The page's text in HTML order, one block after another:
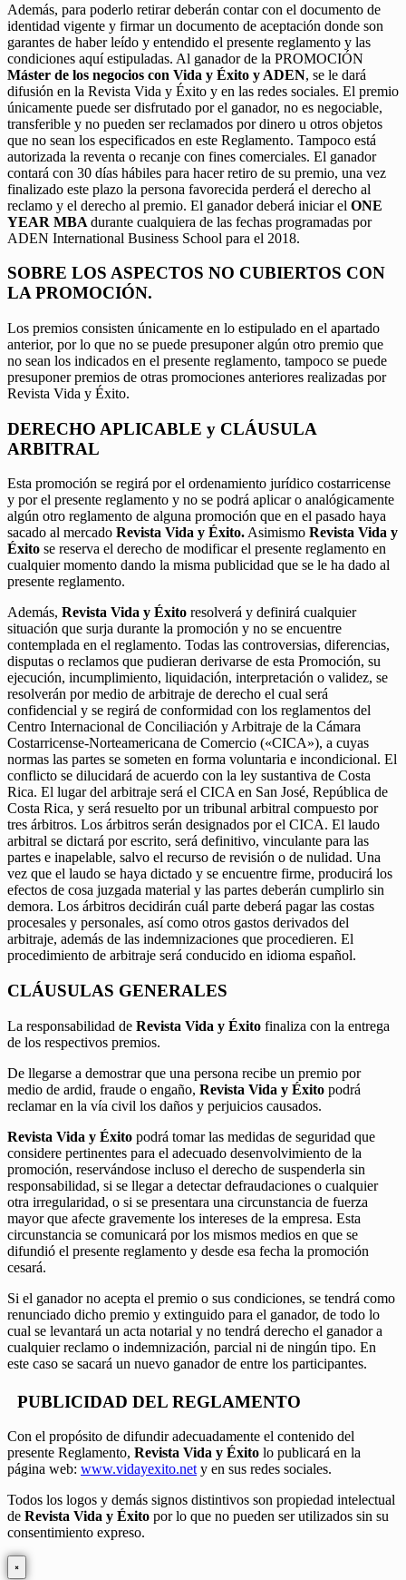
Además, para poderlo retirar deberán contar con el documento de
identidad vigente y firmar un documento de aceptación donde son
garantes de haber leído y entendido el presente reglamento y las
condiciones aquí estipuladas. Al ganador de la PROMOCIÓN
Máster de los negocios con Vida y Éxito y ADEN, se le dará
difusión en la Revista Vida y Éxito y en las redes sociales. El premio
únicamente puede ser disfrutado por el ganador, no es negociable,
transferible y no pueden ser reclamados por dinero u otros objetos
que no sean los especificados en este Reglamento. Tampoco está
autorizada la reventa o recanje con fines comerciales. El ganador
contará con 30 días hábiles para hacer retiro de su premio, una vez
finalizado este plazo la persona favorecida perderá el derecho al
reclamo y el derecho al premio. El ganador deberá iniciar el ONE
YEAR MBA durante cualquiera de las fechas programadas por
ADEN International Business School para el 2018.
SOBRE LOS ASPECTOS NO CUBIERTOS CON
LA PROMOCIÓN.
Los premios consisten únicamente en lo estipulado en el apartado
anterior, por lo que no se puede presuponer algún otro premio que
no sean los indicados en el presente reglamento, tampoco se puede
presuponer premios de otras promociones anteriores realizadas por
Revista Vida y Éxito.
DERECHO APLICABLE y CLÁUSULA
ARBITRAL
Esta promoción se regirá por el ordenamiento jurídico costarricense
y por el presente reglamento y no se podrá aplicar o analógicamente
algún otro reglamento de alguna promoción que en el pasado haya
sacado al mercado Revista Vida y Éxito.Asimismo Revista Vida y
Éxito se reserva el derecho de modificar el presente reglamento en
cualquier momento dando la misma publicidad que se le ha dado al
presente reglamento.
Además, Revista Vida y Éxito resolverá y definirá cualquier
situación que surja durante la promoción y no se encuentre
contemplada en el reglamento. Todas las controversias, diferencias,
disputas o reclamos que pudieran derivarse de esta Promoción, su
ejecución, incumplimiento, liquidación, interpretación o validez, se
resolverán por medio de arbitraje de derecho el cual será
confidencial y se regirá de conformidad con los reglamentos del
Centro Internacional de Conciliación y Arbitraje de la Cámara
Costarricense-Norteamericana de Comercio («CICA»), a cuyas
normas las partes se someten en forma voluntaria e incondicional. El
conflicto se dilucidará de acuerdo con la ley sustantiva de Costa
Rica. El lugar del arbitraje será el CICA en San José, República de
Costa Rica, y será resuelto por un tribunal arbitral compuesto por
tres árbitros. Los árbitros serán designados por el CICA. El laudo
arbitral se dictará por escrito, será definitivo, vinculante para las
partes e inapelable, salvo el recurso de revisión o de nulidad. Una
vez que el laudo se haya dictado y se encuentre firme, producirá los
efectos de cosa juzgada material y las partes deberán cumplirlo sin
demora. Los árbitros decidirán cuál parte deberá pagar las costas
procesales y personales, así como otros gastos derivados del
arbitraje, además de las indemnizaciones que procedieren. El
procedimiento de arbitraje será conducido en idioma español.
CLÁUSULAS GENERALES
La responsabilidad de Revista Vida y Éxito finaliza con la entrega
de los respectivos premios.
De llegarse a demostrar que una persona recibe un premio por
medio de ardid, fraude o engaño, Revista Vida y Éxito podrá
reclamar en la vía civil los daños y perjuicios causados.
Revista Vida y Éxito podrá tomar las medidas de seguridad que
considere pertinentes para el adecuado desenvolvimiento de la
promoción, reservándose incluso el derecho de suspenderla sin
responsabilidad, si se llegar a detectar defraudaciones o cualquier
otra irregularidad, o si se presentara una circunstancia de fuerza
mayor que afecte gravemente los intereses de la empresa. Esta
circunstancia se comunicará por los mismos medios en que se
difundió el presente reglamento y desde esa fecha la promoción
cesará.
Si el ganador no acepta el premio o sus condiciones, se tendrá como
renunciado dicho premio y extinguido para el ganador, de todo lo
cual se levantará un acta notarial y no tendrá derecho el ganador a
cualquier reclamo o indemnización, parcial ni de ningún tipo. En
este caso se sacará un nuevo ganador de entre los participantes.
PUBLICIDAD DEL REGLAMENTO
Con el propósito de difundir adecuadamente el contenido del
presente Reglamento, Revista Vida y Éxito lo publicará en la
página web: www.vidayexito.net y en sus redes sociales.
Todos los logos y demás signos distintivos son propiedad intelectual
de Revista Vida y Éxito por lo que no pueden ser utilizados sin su
consentimiento expreso.
×